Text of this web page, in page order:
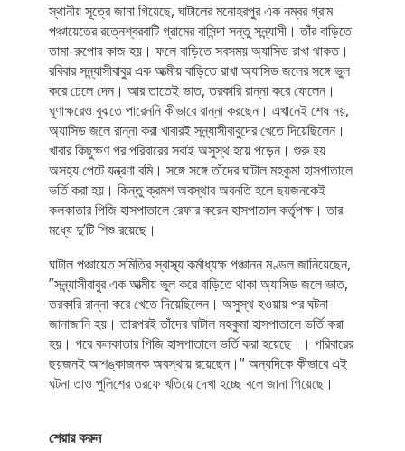
স্থানীয় সূত্রে জানা গিয়েছে, ঘাটালের মনোহরপুর এক নম্বর গ্রাম
পঞ্চায়েতের রত্নেশ্বরবাটি গ্রামের বাসিন্দা সন্তু সন্ন্যাসী। তাঁর বাড়িতে
তামা-রুপোর কাজ হয়। ফলে বাড়িতে সবসময় অ্যাসিড রাখা থাকত।
রবিবার সন্ন্যাসীবাবুর এক আত্মীয় বাড়িতে রাখা অ্যাসিড জলের সঙ্গে ভুল
করে ঢেলে দেন। আর তাতেই ভাত, তরকারি রান্না করে ফেলেন।
ঘুণাক্ষরেও বুঝতে পারেননি কীভাবে রান্না করছেন। এখানেই শেষ নয়,
অ্যাসিড জলে রান্না করা খাবারই সন্ন্যাসীবাবুদের খেতে দিয়েছিলেন।
খাবার কিছুক্ষণ পর পরিবারের সবাই অসুস্থ হয়ে পড়েন। শুরু হয়
অসহ্য পেটে যন্ত্রণা বমি। সঙ্গে সঙ্গে তাঁদের ঘাটাল মহকুমা হাসপাতালে
ভর্তি করা হয়। কিন্তু ক্রমশ অবস্থার অবনতি হলে ছয়জনকেই
কলকাতার পিজি হাসপাতালে রেফার করেন হাসপাতাল কর্তৃপক্ষ। তার
মধ্যে দু’টি শিশু রয়েছে।
ঘাটাল পঞ্চায়েত সমিতির স্বাস্থ্য কর্মাধ্যক্ষ পঞ্চানন মণ্ডল জানিয়েছেন,
”সন্ন্যাসীবাবুর এক আত্মীয় ভুল করে বাড়িতে থাকা অ্যাসিড জলে ভাত,
তরকারি রান্না করে খেতে দিয়েছিলেন। অসুস্থ হওয়ায় পর ঘটনা
জানাজানি হয়। তারপরই তাঁদের ঘাটাল মহকুমা হাসপাতালে ভর্তি করা
হয়। পরে কলকাতার পিজি হাসপাতালে ভর্তি করা হয়েছে।। পরিবারের
ছয়জনই আশঙ্কাজনক অবস্থায় রয়েছেন।” অন্যদিকে কীভাবে এই
ঘটনা তাও পুলিশের তরফে খতিয়ে দেখা হচ্ছে বলে জানা গিয়েছে।
শেয়ার করুন